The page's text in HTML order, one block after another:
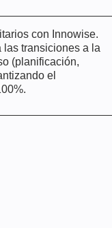
con Innowise.
las transiciones a la
(planificación,
el